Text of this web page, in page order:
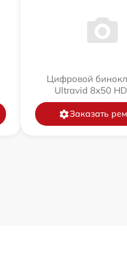
Цифровой
Ultravid 8x50
Заказать